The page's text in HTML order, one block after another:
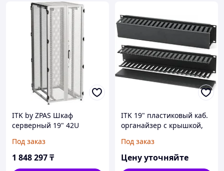
ITK by ZPAS Шкаф
серверный 19" 42U
одностворчатые
перфорированные двери
Под заказ
1 848 297₸
ITK 19" пластиковый каб.
органайзер с крышкой,
Под заказ
Цену уточняйте